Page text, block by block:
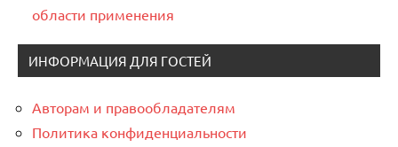
области применения
ИНФОРМАЦИЯ ДЛЯ ГОСТЕЙ
Авторам и правообладателям
Политика конфиденциальности